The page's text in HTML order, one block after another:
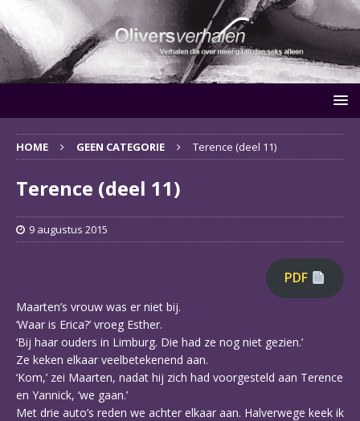
HOME GEEN CATEGORIE Terence (deel 11)
Terence (deel 11)
9 augustus 2015
PDF
Maarten’s vrouw was er niet bij.
‘Waar is Erica?’ vroeg Esther.
‘Bij haar ouders in Limburg. Die had ze nog niet gezien.’
Ze keken elkaar veelbetekenend aan.
‘Kom,’ zei Maarten, nadat hij zich had voorgesteld aan Terence
en Yannick, ‘we gaan.’
Met drie auto’s reden we achter elkaar aan. Halverwege keek ik